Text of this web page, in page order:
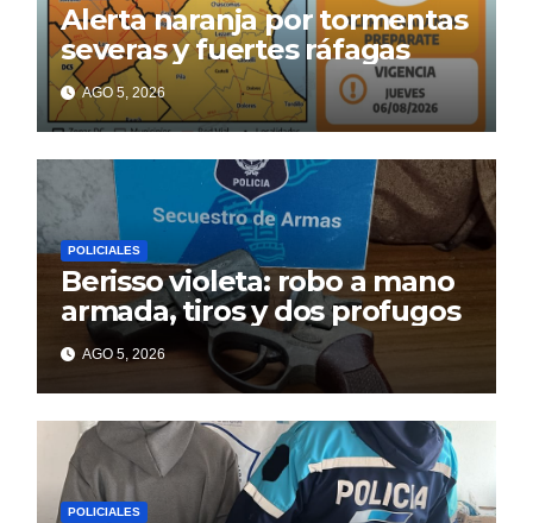
Alerta naranja por tormentas
severas y fuertes ráfagas
AGO 5, 2026
POLICIALES
Berisso violeta: robo a mano
armada, tiros y dos profugos
AGO 5, 2026
POLICIALES